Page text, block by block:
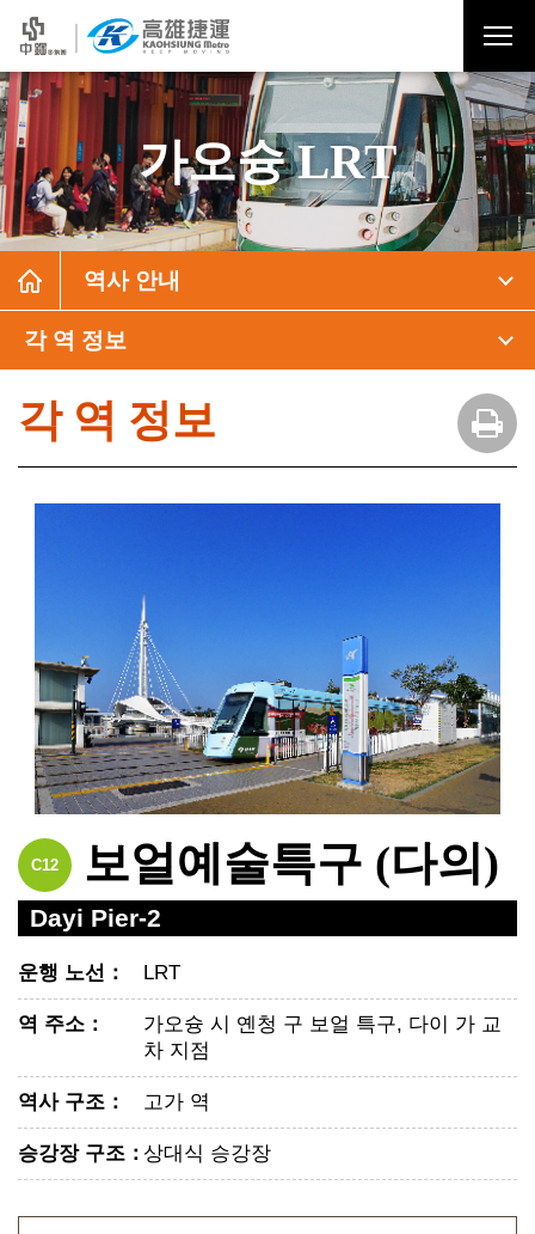
가오슝 LRT
역사 안내
각 역 정보
각 역 정보
C12 보얼예술특구 (다의)
Dayi Pier-2
운행 노선 ： LRT
역 주소 ：
가오슝 시 옌청 구 보얼 특구, 다이 가 교
차 지점
역사 구조 ： 고가 역
승강장 구조 ：상대식 승강장